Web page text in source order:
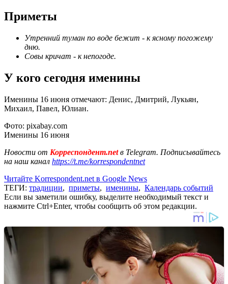
Приметы
Утренний туман по воде бежит - к ясному погожему
дню.
Совы кричат - к непогоде.
У кого сегодня именины
Именины 16 июня отмечают: Денис, Дмитрий, Лукьян,
Михаил, Павел, Юлиан.
Фото: pixabay.com
Именины 16 июня
Новости от Корреспондент.netв Telegram. Подписывайтесь
на наш канал https://t.me/korrespondentnet
Читайте Korrespondent.net в Google News
ТЕГИ: традиции, приметы, именины, Календарь событий
Если вы заметили ошибку, выделите необходимый текст и
нажмите Ctrl+Enter, чтобы сообщить об этом редакции.